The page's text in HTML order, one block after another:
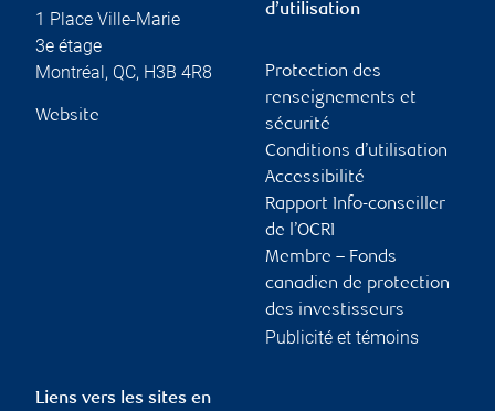
1 Place Ville-Marie
3e étage
Montréal , QC, H3B 4R8
Website
d’utilisation
Protection des
renseignements et
sécurité
Conditions d’utilisation
Accessibilité
Rapport Info-conseiller
de l’OCRI
Membre – Fonds
canadien de protection
des investisseurs
Publicité et témoins
Liens vers les sites en